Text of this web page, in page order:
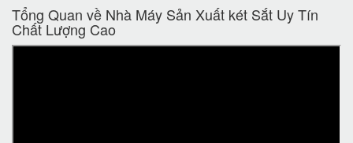
Tổng Quan về Nhà Máy Sản Xuất két Sắt Uy Tín
Chất Lượng Cao